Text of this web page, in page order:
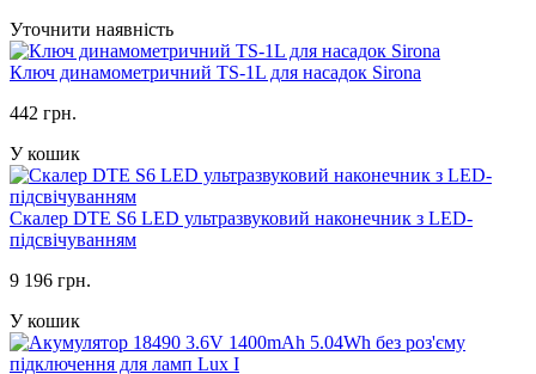
Уточнити наявність
Ключ динамометричний TS-1L для насадок Sirona
442 грн.
У кошик
Скалер DTE S6 LED ультразвуковий наконечник з LED-
підсвічуванням
9 196 грн.
У кошик